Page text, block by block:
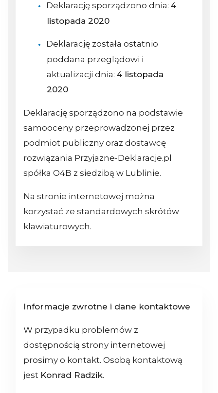
Deklarację sporządzono dnia: 4
listopada 2020
Deklarację została ostatnio
poddana przeglądowi i
aktualizacji dnia: 4 listopada
2020
Deklarację sporządzono na podstawie
samooceny przeprowadzonej przez
podmiot publiczny oraz dostawcę
rozwiązania Przyjazne-Deklaracje.pl
spółka O4B z siedzibą w Lublinie.
Na stronie internetowej można
korzystać ze standardowych skrótów
klawiaturowych.
Informacje zwrotne i dane kontaktowe
W przypadku problemów z
dostępnością strony internetowej
prosimy o kontakt. Osobą kontaktową
jest Konrad Radzik.